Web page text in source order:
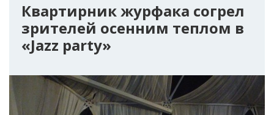
Квартирник журфака согрел
зрителей осенним теплом в
«Jazz party»